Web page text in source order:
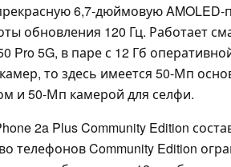
6,7-дюймовую AMOLED-
обновления 120 Гц. Работает
Pro 5G, в паре с 12 Гб
то здесь имеется 50-Мп
и 50-Мп камерой для селфи.
2a Plus Community Edition
телефонов Community Edition